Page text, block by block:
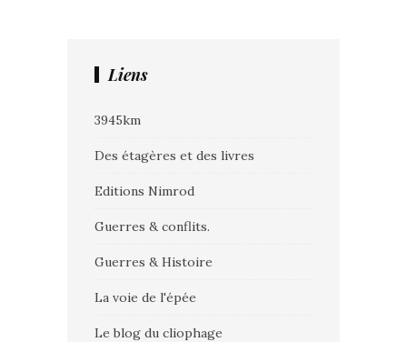
Liens
3945km
Des étagères et des livres
Editions Nimrod
Guerres & conflits.
Guerres & Histoire
La voie de l'épée
Le blog du cliophage